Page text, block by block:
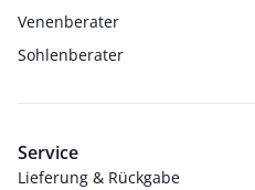
Venenberater
Sohlenberater
Service
Lieferung & Rückgabe